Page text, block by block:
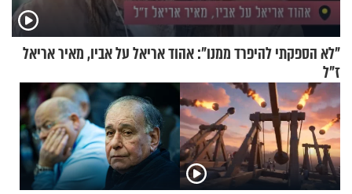
"לא הספקתי להיפרד ממנו": אהוד אריאל על אביו, מאיר אריאל
ז"ל